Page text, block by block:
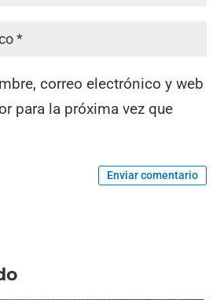
correo electrónico y web
para la próxima vez que
Enviar comentario